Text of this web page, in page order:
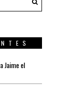
Jaime el